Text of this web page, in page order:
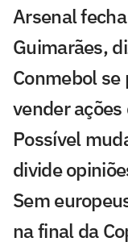
Arsenal
Guimarães,
Conmebol se
vender
Possível
divide
Sem
na final da